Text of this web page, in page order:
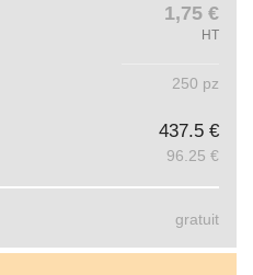
1,75 €
HT
250 pz
437.5 €
96.25 €
gratuit